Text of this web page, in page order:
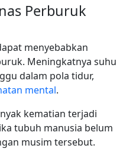
Perburuk
menyebabkan
Meningkatnya suhu
dalam pola tidur,
mental.
kematian terjadi
tubuh manusia belum
musim tersebut.